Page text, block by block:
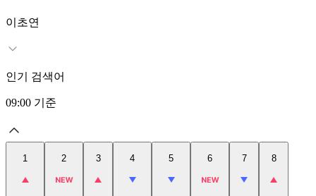
이초연
인기 검색어
09:00 기준
1 2 3 4 5 6 7 8